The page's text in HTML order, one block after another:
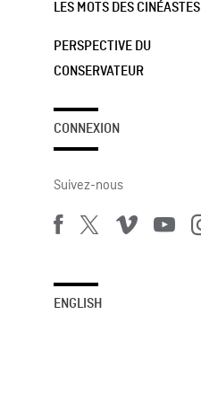
LES MOTS DES CINÉASTES
PERSPECTIVE DU
CONSERVATEUR
CONNEXION
Suivez-nous
ENGLISH